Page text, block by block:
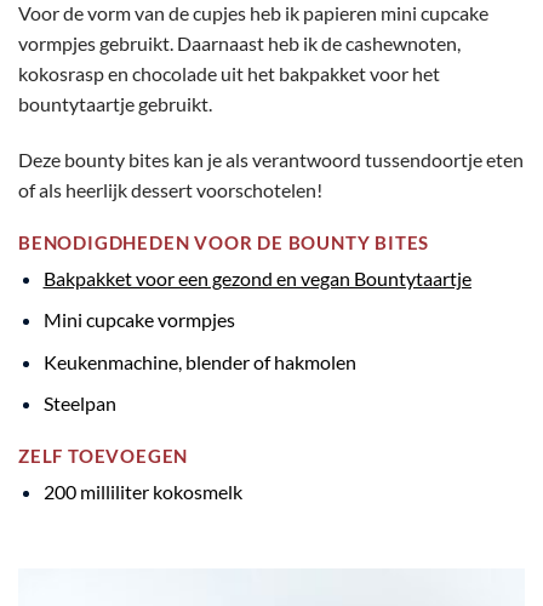
Voor de vorm van de cupjes heb ik papieren mini cupcake
vormpjes gebruikt. Daarnaast heb ik de cashewnoten,
kokosrasp en chocolade uit het bakpakket voor het
bountytaartje gebruikt.
Deze bounty bites kan je als verantwoord tussendoortje eten
of als heerlijk dessert voorschotelen!
BENODIGDHEDEN VOOR DE BOUNTY BITES
Bakpakket voor een gezond en vegan Bountytaartje
Mini cupcake vormpjes
Keukenmachine, blender of hakmolen
Steelpan
ZELF TOEVOEGEN
200 milliliter kokosmelk